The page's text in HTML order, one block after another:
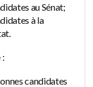
au Sénat;
à la
:
candidates